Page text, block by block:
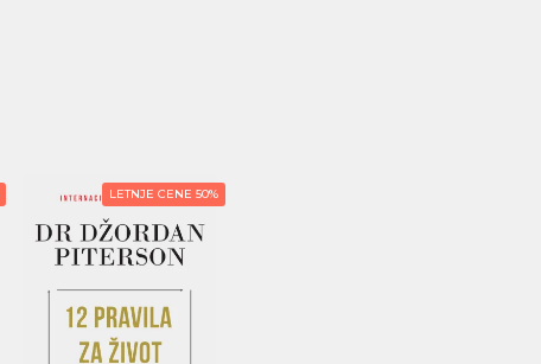
LETNJE CENE 50%